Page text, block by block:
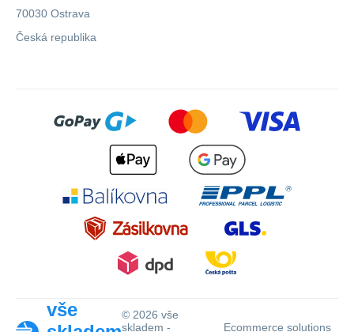
70030 Ostrava
Česká republika
vše
© 2026 vše
skladem -
Ecommerce solutions